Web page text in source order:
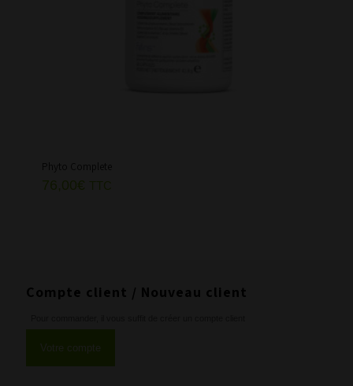
Phyto Complete
76,00€ TTC
Compte client / Nouveau client
Votre compte